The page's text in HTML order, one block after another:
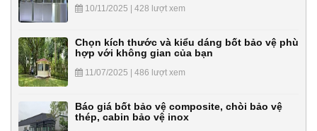
10/11/2025 | 428 lượt xem
Chọn kích thước và kiểu dáng bốt bảo vệ phù
hợp với không gian của bạn
11/07/2025 | 486 lượt xem
Báo giá bốt bảo vệ composite, chòi bảo vệ
thép, cabin bảo vệ inox